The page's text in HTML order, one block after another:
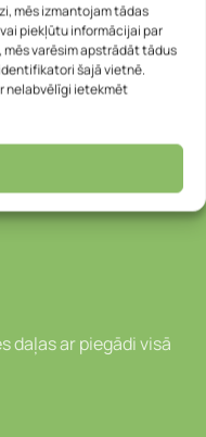
mēs izmantojam tādas
piekļūtu informācijai par
varēsim apstrādāt tādus
šajā vietnē.
nelabvēlīgi ietekmēt
daļas ar piegādi visā